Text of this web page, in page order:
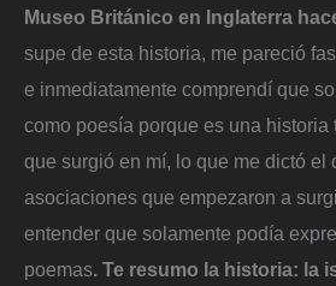
Museo Británico en Inglaterra
supe de esta historia, me pareció
e inmediatamente comprendí que
como poesía porque es una
que surgió en mí, lo que me dictó el
asociaciones que empezaron a
entender que solamente podía
poemas. Te resumo la historia: la